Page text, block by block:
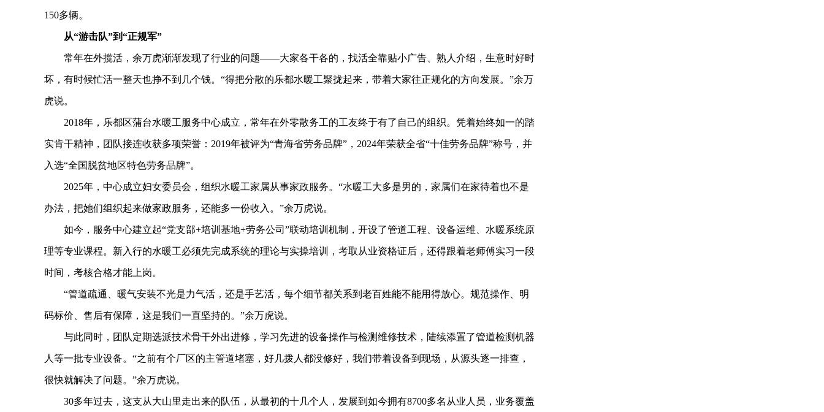
150多辆。
从“游击队”到“正规军”
常年在外揽活，余万虎渐渐发现了行业的问题——大家各干各的，找活全靠贴小广告、熟人介绍，生意时好时
坏，有时候忙活一整天也挣不到几个钱。“得把分散的乐都水暖工聚拢起来，带着大家往正规化的方向发展。”余万
虎说。
2018年，乐都区蒲台水暖工服务中心成立，常年在外零散务工的工友终于有了自己的组织。凭着始终如一的踏
实肯干精神，团队接连收获多项荣誉：2019年被评为“青海省劳务品牌”，2024年荣获全省“十佳劳务品牌”称号，并
入选“全国脱贫地区特色劳务品牌”。
2025年，中心成立妇女委员会，组织水暖工家属从事家政服务。“水暖工大多是男的，家属们在家待着也不是
办法，把她们组织起来做家政服务，还能多一份收入。”余万虎说。
如今，服务中心建立起“党支部+培训基地+劳务公司”联动培训机制，开设了管道工程、设备运维、水暖系统原
理等专业课程。新入行的水暖工必须先完成系统的理论与实操培训，考取从业资格证后，还得跟着老师傅实习一段
时间，考核合格才能上岗。
“管道疏通、暖气安装不光是力气活，还是手艺活，每个细节都关系到老百姓能不能用得放心。规范操作、明
码标价、售后有保障，这是我们一直坚持的。”余万虎说。
与此同时，团队定期选派技术骨干外出进修，学习先进的设备操作与检测维修技术，陆续添置了管道检测机器
人等一批专业设备。“之前有个厂区的主管道堵塞，好几拨人都没修好，我们带着设备到现场，从源头逐一排查，
很快就解决了问题。”余万虎说。
30多年过去，这支从大山里走出来的队伍，从最初的十几个人，发展到如今拥有8700多名从业人员，业务覆盖